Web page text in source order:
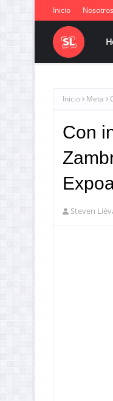
Inicio Nosotros
Inicio Meta
Con
Steven